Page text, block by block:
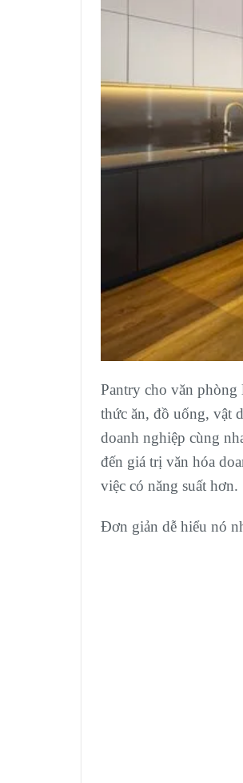
Pantry cho văn
thức ăn, đồ uống, vật
doanh nghiệp cùng
đến giá trị văn hóa
việc có năng suất hơn.
Đơn giản dễ hiểu nó